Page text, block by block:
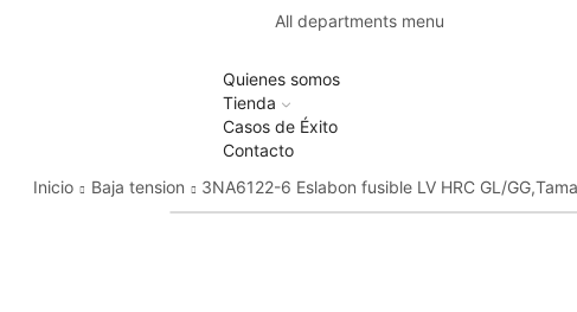
All departments menu
Quienes somos
Tienda
Casos de Éxito
Contacto
Inicio Baja tension 3NA6122-6 Eslabon fusible LV HRC GL/